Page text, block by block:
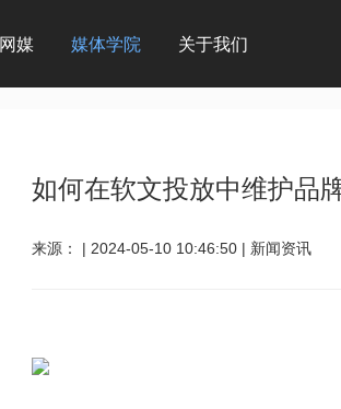
网媒 媒体学院 关于我们
如何在软文投放中维护品
来源： | 2024-05-10 10:46:50 | 新闻资讯